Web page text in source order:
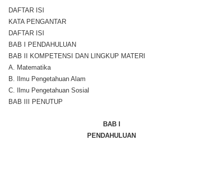
DAFTAR ISI
KATA PENGANTAR
DAFTAR ISI
BAB I PENDAHULUAN
BAB II KOMPETENSI DAN LINGKUP MATERI
A. Matematika
B. Ilmu Pengetahuan Alam
C. Ilmu Pengetahuan Sosial
BAB III PENUTUP
BAB I
PENDAHULUAN